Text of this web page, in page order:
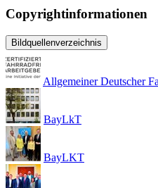
Copyrightinformationen
Bildquellenverzeichnis
Allgemeiner Deutscher
BayLkT
BayLKT